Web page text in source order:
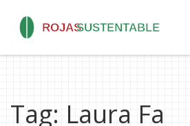
Tag: Laura Fa